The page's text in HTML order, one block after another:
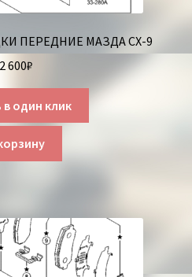
ПЕРЕДНИЕ МАЗДА СХ-9
2 600₽
в один клик